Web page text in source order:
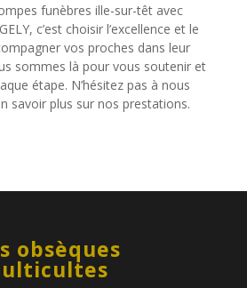
funèbres ille-sur-têt avec
c’est choisir l’excellence et le
vos proches dans leur
sommes là pour vous soutenir et
étape. N’hésitez pas à nous
savoir plus sur nos prestations.
obsèques